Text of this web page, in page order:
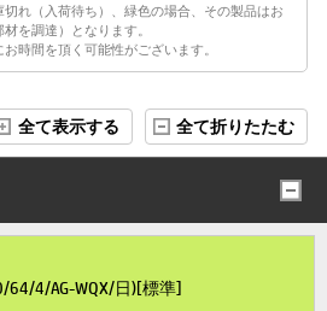
れ（入荷待ち）、緑色の場合、その製品はお
を調達）となります。
時間を頂く可能性がございます。
全て表示する 全て折りたたむ
64/4/AG-WQX/日)[標準]